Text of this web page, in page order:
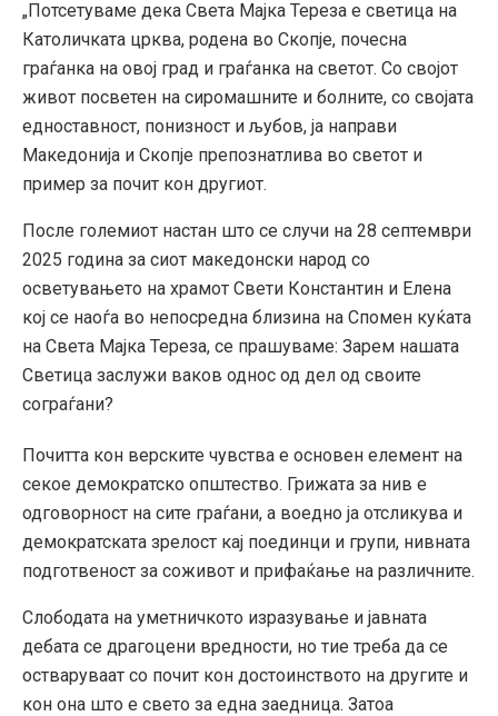
„Потсетуваме дека Света Мајка Тереза е светица на
Католичката црква, родена во Скопје, почесна
граѓанка на овој град и граѓанка на светот. Со својот
живот посветен на сиромашните и болните, со својата
едноставност, понизност и љубов, ја направи
Македонија и Скопје препознатлива во светот и
пример за почит кон другиот.
После големиот настан што се случи на 28 септември
2025 година за сиот македонски народ со
осветувањето на храмот Свети Константин и Елена
кој се наоѓа во непосредна близина на Спомен куќата
на Света Мајка Тереза, се прашуваме: Зарем нашата
Светица заслужи ваков однос од дел од своите
сограѓани?
Почитта кон верските чувства е основен елемент на
секое демократско општество. Грижата за нив е
одговорност на сите граѓани, а воедно ја отсликува и
демократската зрелост кај поединци и групи, нивната
подготвеност за соживот и прифаќање на различните.
Слободата на уметничкото изразување и јавната
дебата се драгоцени вредности, но тие треба да се
остваруваат со почит кон достоинството на другите и
кон она што е свето за една заедница. Затоа